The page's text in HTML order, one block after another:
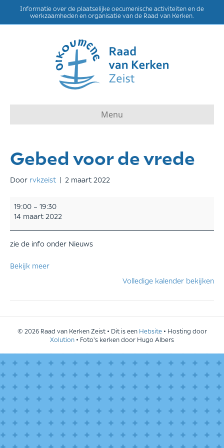
Informatie over de plaatselijke oecumenische activiteiten en de
werkzaamheden en organisatie van de Raad van Kerken.
Menu
Gebed voor de vrede
Door rvkzeist | 2 maart 2022
voor
de
vrede
19:00 – 19:30
14 maart 2022
zie de info onder Nieuws
Bekijk meer
Volledige kalender bekijken
© 2026 Raad van Kerken Zeist • Dit is een Hebsite• Hosting door
Xolution • Foto's kerken door Hugo Albers